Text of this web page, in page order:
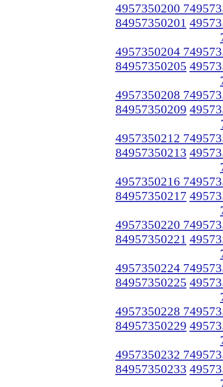
4957350200
84957350201
4957350204
84957350205
4957350208
84957350209
4957350212
84957350213
4957350216
84957350217
4957350220
84957350221
4957350224
84957350225
4957350228
84957350229
4957350232
84957350233